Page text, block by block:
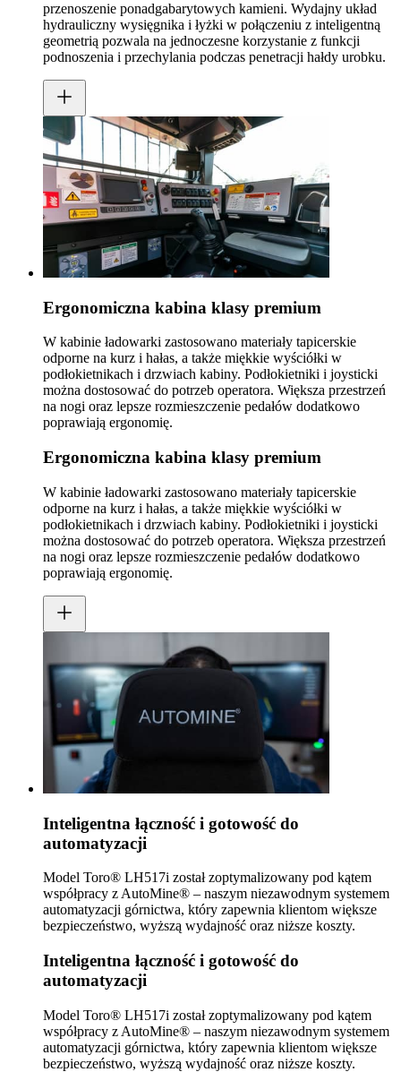
przenoszenie ponadgabarytowych kamieni. Wydajny układ
hydrauliczny wysięgnika i łyżki w połączeniu z inteligentną
geometrią pozwala na jednoczesne korzystanie z funkcji
podnoszenia i przechylania podczas penetracji hałdy urobku.
Ergonomiczna kabina klasy premium
W kabinie ładowarki zastosowano materiały tapicerskie
odporne na kurz i hałas, a także miękkie wyściółki w
podłokietnikach i drzwiach kabiny. Podłokietniki i joysticki
można dostosować do potrzeb operatora. Większa przestrzeń
na nogi oraz lepsze rozmieszczenie pedałów dodatkowo
poprawiają ergonomię.
Ergonomiczna kabina klasy premium
W kabinie ładowarki zastosowano materiały tapicerskie
odporne na kurz i hałas, a także miękkie wyściółki w
podłokietnikach i drzwiach kabiny. Podłokietniki i joysticki
można dostosować do potrzeb operatora. Większa przestrzeń
na nogi oraz lepsze rozmieszczenie pedałów dodatkowo
poprawiają ergonomię.
Inteligentna łączność i gotowość do
automatyzacji
Model Toro® LH517i został zoptymalizowany pod kątem
współpracy z AutoMine® – naszym niezawodnym systemem
automatyzacji górnictwa, który zapewnia klientom większe
bezpieczeństwo, wyższą wydajność oraz niższe koszty.
Inteligentna łączność i gotowość do
automatyzacji
Model Toro® LH517i został zoptymalizowany pod kątem
współpracy z AutoMine® – naszym niezawodnym systemem
automatyzacji górnictwa, który zapewnia klientom większe
bezpieczeństwo, wyższą wydajność oraz niższe koszty.